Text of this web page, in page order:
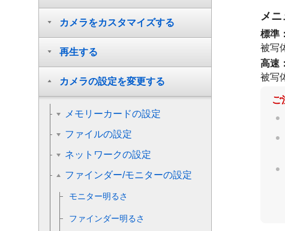
メ
標準 ：
被写
高速 ：
被写
ご
カメラをカスタマイズする
再生する
カメラの設定を変更する
メモリーカードの設定
ファイルの設定
ネットワークの設定
ファインダー/モニターの設定
モニター明るさ
ファインダー明るさ